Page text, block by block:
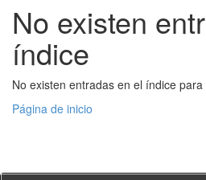
No existen
índice
No existen entradas en el índice para
Página de inicio